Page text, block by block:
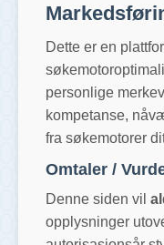
Dette er en
personlige
kompetanse,
fra søkemotorer
Omtaler /
Denne siden vil
opplysninger